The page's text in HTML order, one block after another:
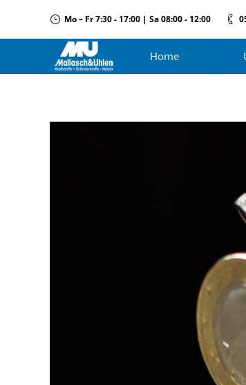
Mo – Fr 7:30 - 17:00 | Sa 08:00 - 12:00
Home